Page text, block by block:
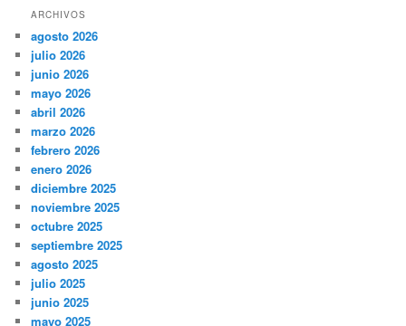
ARCHIVOS
agosto 2026
julio 2026
junio 2026
mayo 2026
abril 2026
marzo 2026
febrero 2026
enero 2026
diciembre 2025
noviembre 2025
octubre 2025
septiembre 2025
agosto 2025
julio 2025
junio 2025
mayo 2025